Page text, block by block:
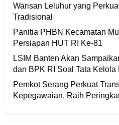
Warisan Leluhur yang
Tradisional
Panitia PHBN Kecamatan
Persiapan HUT RI Ke-81
LSIM Banten Akan
dan BPK RI Soal Tata Kelola
Pemkot Serang Perkuat
Kepegawaian, Raih